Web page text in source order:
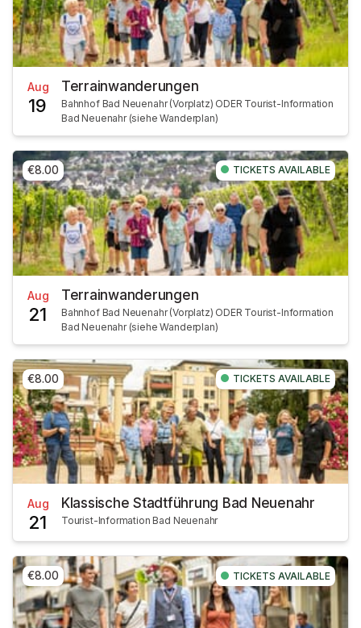
Aug
19
Terrainwanderungen
Bahnhof Bad Neuenahr (Vorplatz) ODER Tourist-Information
Bad Neuenahr (siehe Wanderplan)
€8.00 TICKETS AVAILABLE
Aug
21
Terrainwanderungen
Bahnhof Bad Neuenahr (Vorplatz) ODER Tourist-Information
Bad Neuenahr (siehe Wanderplan)
€8.00 TICKETS AVAILABLE
Aug
21
Klassische Stadtführung Bad Neuenahr
Tourist-Information Bad Neuenahr
€8.00 TICKETS AVAILABLE